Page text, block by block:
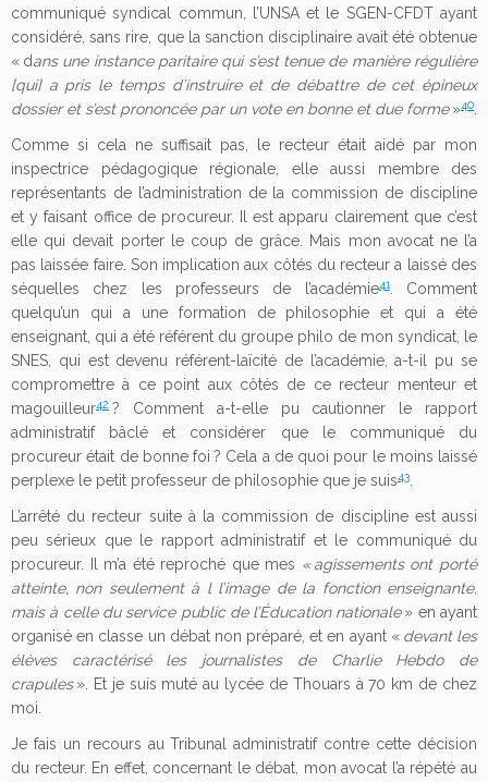
communiqué syndical commun, l’UNSA et le SGEN-CFDT ayant
considéré, sans rire, que la sanction disciplinaire avait été obtenue
« dans une instance paritaire qui s’est tenue de manière régulière
[qui] a pris le temps d’instruire et de débattre de cet épineux
dossier et s’est prononcée par un vote en bonne et due forme»40
Comme si cela ne suffisait pas, le recteur était aidé par mon
inspectrice pédagogique régionale, elle aussi membre des
représentants de l’administration de la commission de discipline
et y faisant office de procureur. Il est apparu clairement que c’est
elle qui devait porter le coup de grâce. Mais mon avocat ne l’a
pas laissée faire. Son implication aux côtés du recteur a laissé des
séquelles chez les professeurs de l’académie41. Comment
quelqu’un qui a une formation de philosophie et qui a été
enseignant, qui a été référent du groupe philo de mon syndicat, le
SNES, qui est devenu référent-laïcité de l’académie, a-t-il pu se
compromettre à ce point aux côtés de ce recteur menteur et
magouilleur42 ? Comment a-t-elle pu cautionner le rapport
administratif bâclé et considérer que le communiqué du
procureur était de bonne foi ? Cela a de quoi pour le moins laissé
perplexe le petit professeur de philosophie que je suis43
L’arrêté du recteur suite à la commission de discipline est aussi
peu sérieux que le rapport administratif et le communiqué du
procureur. Il m’a été reproché que mes « agissements ont porté
atteinte, non seulement à l l’image de la fonction enseignante,
mais à celle du service public de l’Éducation nationale» en ayant
organisé en classe un débat non préparé, et en ayant « devant les
élèves caractérisé les journalistes de Charlie Hebdo de
crapules». Et je suis muté au lycée de Thouars à 70 km de chez
moi.
Je fais un recours au Tribunal administratif contre cette décision
du recteur. En effet, concernant le débat, mon avocat l’a répété au